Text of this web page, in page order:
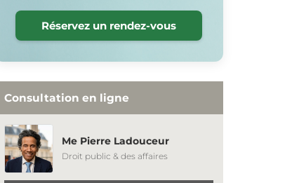
Réservez un rendez-vous
Consultation en ligne
Me Pierre Ladouceur
Droit public & des affaires